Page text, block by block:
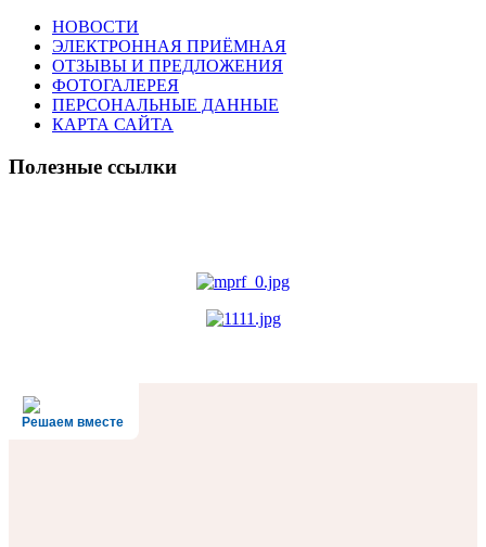
НОВОСТИ
ЭЛЕКТРОННАЯ ПРИЁМНАЯ
ОТЗЫВЫ И ПРЕДЛОЖЕНИЯ
ФОТОГАЛЕРЕЯ
ПЕРСОНАЛЬНЫЕ ДАННЫЕ
КАРТА САЙТА
Полезные ссылки
Решаем вместе